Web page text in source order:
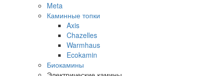
Meta
Каминные топки
Axis
Chazelles
Warmhaus
Ecokamin
Биокамины